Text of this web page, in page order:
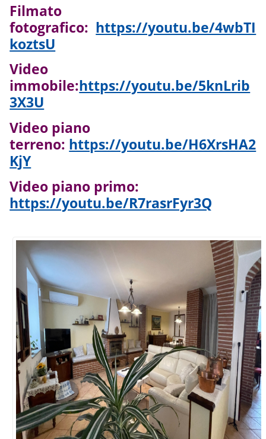
Filmato
fotografico: https://youtu.be/4wbTI
koztsU
Video
immobile:https://youtu.be/5knLrib
3X3U
Video piano
terreno: https://youtu.be/H6XrsHA2
KjY
Video piano primo:
https://youtu.be/R7rasrFyr3Q